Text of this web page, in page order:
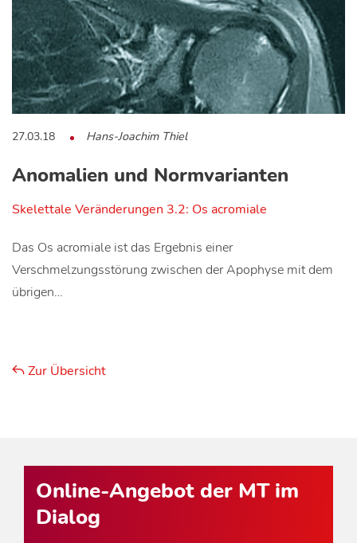
27.03.18 Hans-Joachim Thiel
Anomalien und Normvarianten
Skelettale Veränderungen 3.2: Os acromiale
Das Os acromiale ist das Ergebnis einer
Verschmelzungsstörung zwischen der Apophyse mit dem
übrigen…
Zur Übersicht
Online-Angebot der MT im
Dialog